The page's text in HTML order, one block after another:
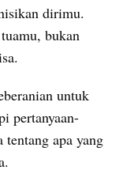
dirimu.
bukan
untuk
pertanyaan-
tentang apa yang